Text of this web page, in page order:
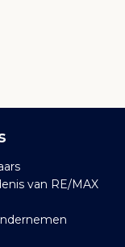
van RE/MAX